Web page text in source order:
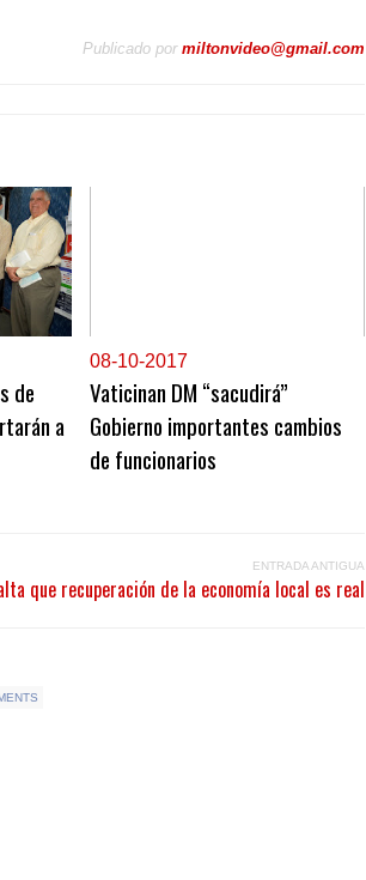
Publicado por miltonvideo@gmail.com
de
a
08-10-2017
Vaticinan DM “sacudirá”
Gobierno importantes cambios
de funcionarios
ENTRADA ANTIGUA
que recuperación de la economía local es real